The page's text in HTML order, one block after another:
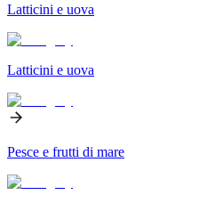
Latticini e uova
Latticini e uova
Pesce e frutti di mare